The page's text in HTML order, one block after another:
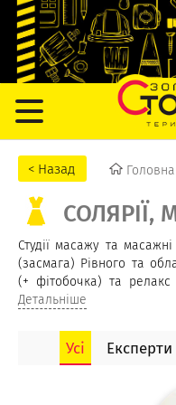
Головна
СОЛЯРІЇ,
Студії масажу та
(засмага) Рівного та
(+ фітобочка) та
масажу масажисти
(вакуумно-роликовий),
лімфодренажний,
масажних салонах
сертифікат на масаж, в
Детальніше
Усі Експерти